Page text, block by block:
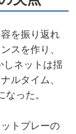
を振り返れ
スを作り、
しネットは揺
ルタイム、
った。
トプレーの